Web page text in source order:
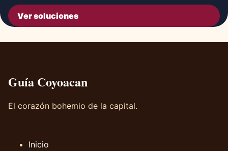
Ver soluciones
Guía Coyoacan
El corazón bohemio de la capital.
Inicio